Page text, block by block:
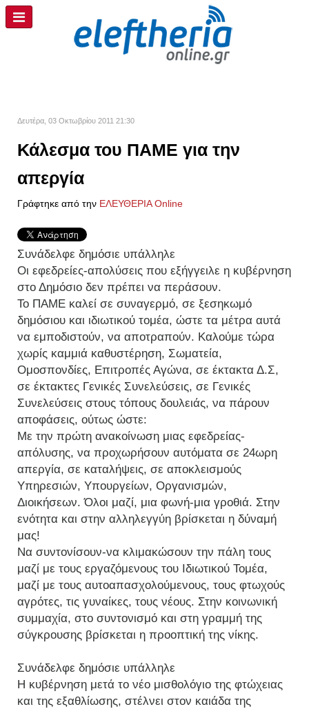
Δευτέρα, 03 Οκτωβρίου 2011 21:30
Κάλεσμα του ΠΑΜΕ για την
απεργία
Γράφτηκε από την ΕΛΕΥΘΕΡΙΑ Online
Συνάδελφε δημόσιε υπάλληλε
Οι εφεδρείες-απολύσεις που εξήγγειλε η κυβέρνηση
στο Δημόσιο δεν πρέπει να περάσουν.
Το ΠΑΜΕ καλεί σε συναγερμό, σε ξεσηκωμό
δημόσιου και ιδιωτικού τομέα, ώστε τα μέτρα αυτά
να εμποδιστούν, να αποτραπούν. Καλούμε τώρα
χωρίς καμμιά καθυστέρηση, Σωματεία,
Ομοσπονδίες, Επιτροπές Αγώνα, σε έκτακτα Δ.Σ,
σε έκτακτες Γενικές Συνελεύσεις, σε Γενικές
Συνελεύσεις στους τόπους δουλειάς, να πάρουν
αποφάσεις, ούτως ώστε:
Με την πρώτη ανακοίνωση μιας εφεδρείας-
απόλυσης, να προχωρήσουν αυτόματα σε 24ωρη
απεργία, σε καταλήψεις, σε αποκλεισμούς
Υπηρεσιών, Υπουργείων, Οργανισμών,
Διοικήσεων. Όλοι μαζί, μια φωνή-μια γροθιά. Στην
ενότητα και στην αλληλεγγύη βρίσκεται η δύναμή
μας!
Να συντονίσουν-να κλιμακώσουν την πάλη τους
μαζί με τους εργαζόμενους του Ιδιωτικού Τομέα,
μαζί με τους αυτοαπασχολούμενους, τους φτωχούς
αγρότες, τις γυναίκες, τους νέους. Στην κοινωνική
συμμαχία, στο συντονισμό και στη γραμμή της
σύγκρουσης βρίσκεται η προοπτική της νίκης.
Συνάδελφε δημόσιε υπάλληλε
Η κυβέρνηση μετά το νέο μισθολόγιο της φτώχειας
και της εξαθλίωσης, στέλνει στον καιάδα της